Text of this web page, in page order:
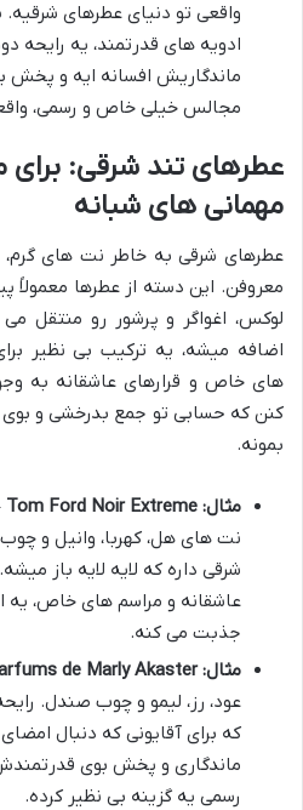
واقعی تو دنیای عطرهای شرقیه.
ادویه های قدرتمند، یه رایحه
ماندگاریش افسانه ایه و پخش
مجالس خیلی خاص و رسمی،
عطرهای تند شرقی:
مهمانی های شبانه
عطرهای شرقی به خاطر نت های گرم،
معروفن. این دسته از عطرها
لوکس، اغواگر و پرشور رو منتقل
اضافه میشه، یه ترکیب بی نظیر
های خاص و قرارهای عاشقانه به
کنن که حسابی تو جمع بدرخشی و
بمونه.
مثال: Tom Ford Noir Extreme
نت های هل، کهربا، وانیل و
شرقی داره که لایه لایه باز
عاشقانه و مراسم های خاص، یه
جذبت می کنه.
مثال: Parfums de Marly Akaster
عود، رز، لیمو و چوب صندل.
که برای آقایونی که دنبال
ماندگاری و پخش بوی
رسمی یه گزینه بی نظیر کرده.